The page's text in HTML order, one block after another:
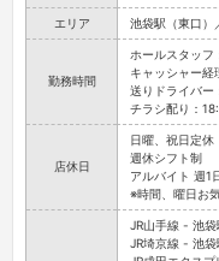
エリア 池袋駅（東口）
勤務時間
ホールスタッ
キャッシャー
送りドライバー
チラシ配り：
店休日
日曜、祝日定休
週休シフト制
アルバイト 週1
※時間、曜日お
JR山手線 - 池
JR埼京線 - 池